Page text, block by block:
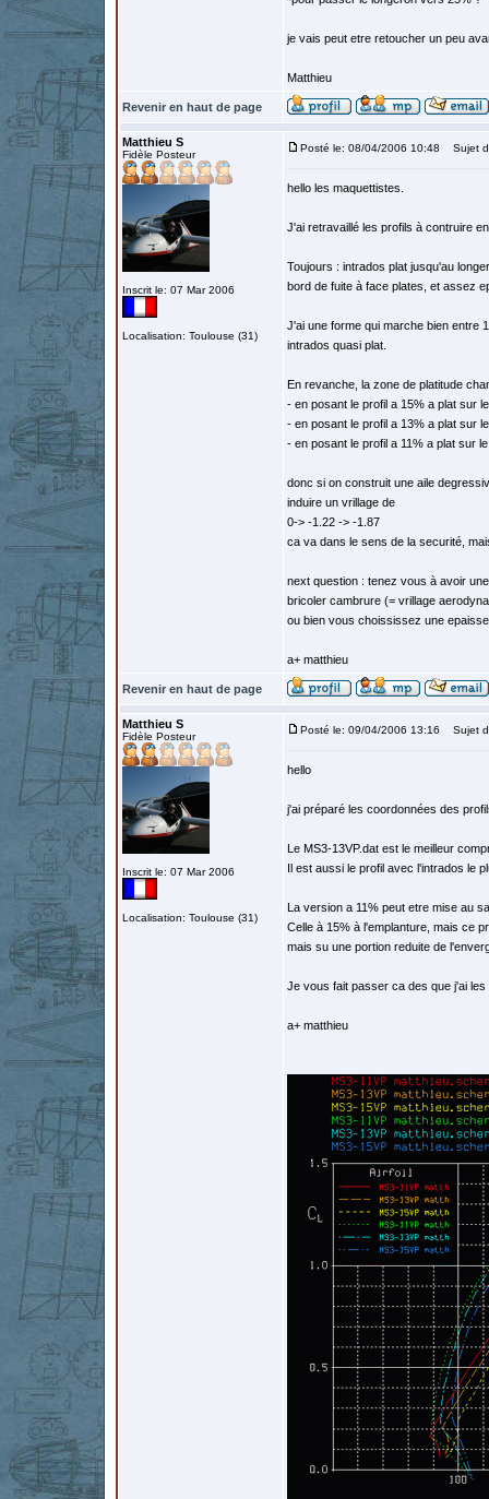
je vais peut etre retoucher un peu
Matthieu
Revenir en haut de page
Matthieu S
Fidèle Posteur
Inscrit le: 07 Mar 2006
Localisation: Toulouse (31)
Posté le: 08/04/2006 10:48 Sujet
hello les maquettistes.
J'ai retravaillé les profils à contruire
Toujours : intrados plat jusqu'au
bord de fuite à face plates, et assez
J'ai une forme qui marche bien entre
intrados quasi plat.
En revanche, la zone de platitude
- en posant le profil a 15% a plat sur
- en posant le profil a 13% a plat sur
- en posant le profil a 11% a plat sur
donc si on construit une aile
induire un vrillage de
0-> -1.22 -> -1.87
ca va dans le sens de la securité,
next question : tenez vous à avoir
bricoler cambrure (= vrillage
ou bien vous choississez une
a+ matthieu
Revenir en haut de page
Matthieu S
Fidèle Posteur
Inscrit le: 07 Mar 2006
Localisation: Toulouse (31)
Posté le: 09/04/2006 13:16 Sujet
hello
j'ai préparé les coordonnées des
Le MS3-13VP.dat est le meilleur
Il est aussi le profil avec l'intrados le
La version a 11% peut etre mise au
Celle à 15% à l'emplanture, mais ce
mais su une portion reduite de
Je vous fait passer ca des que j'ai
a+ matthieu